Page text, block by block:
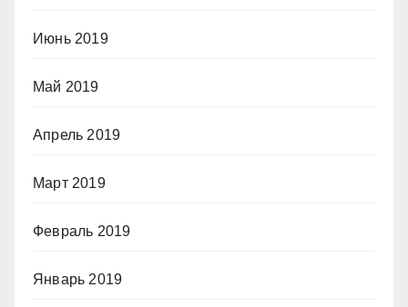
Июнь 2019
Май 2019
Апрель 2019
Март 2019
Февраль 2019
Январь 2019